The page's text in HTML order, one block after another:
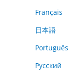
Français
日本語
Português
Русский